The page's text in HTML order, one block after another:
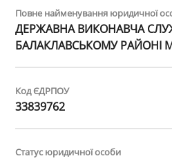
Повне найменування юридичної
ДЕРЖАВНА ВИКОНАВЧА
БАЛАКЛАВСЬКОМУ РАЙОНІ
Код ЄДРПОУ
33839762
Статус юридичної особи